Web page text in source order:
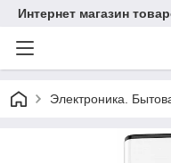
Интернет магазин
Электроника.